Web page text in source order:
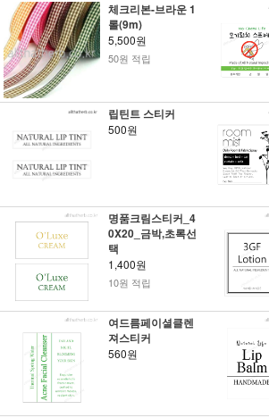
체크리본-브라운 1
롤(9m)
5,500원
50원 적립
립틴트 스티커
500원
명품크림스티커_4
0X20_금박,초록선
택
1,400원
10원 적립
여드름페이셜클렌
져스티커
560원